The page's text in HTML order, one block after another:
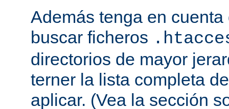
Además tenga en
buscar ficheros
directorios de mayor
terner la lista completa
aplicar. (Vea la sección